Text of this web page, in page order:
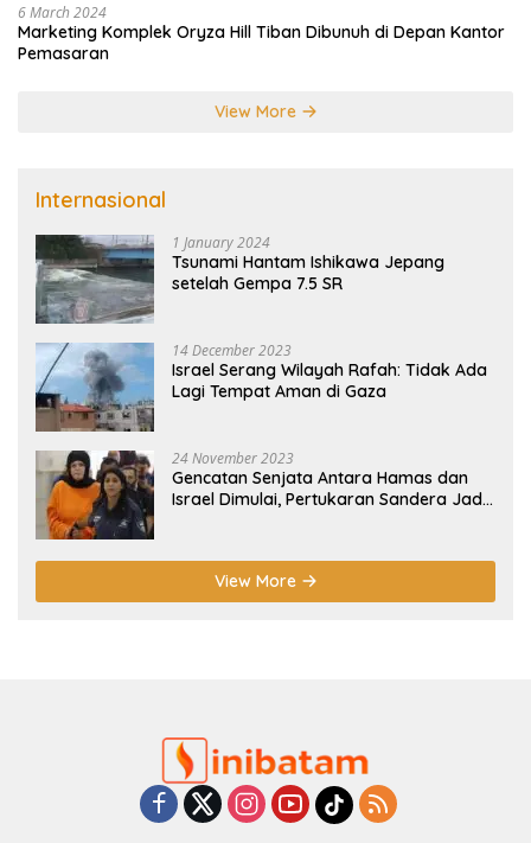
6 March 2024
Marketing Komplek Oryza Hill Tiban Dibunuh di Depan Kantor
Pemasaran
View More
Internasional
1 January 2024
Tsunami Hantam Ishikawa Jepang
setelah Gempa 7.5 SR
14 December 2023
Israel Serang Wilayah Rafah: Tidak Ada
Lagi Tempat Aman di Gaza
24 November 2023
Gencatan Senjata Antara Hamas dan
Israel Dimulai, Pertukaran Sandera Jadi
View More